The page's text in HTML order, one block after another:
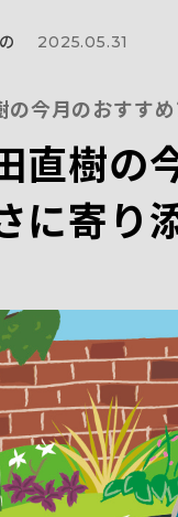
2025.05.31
の今月のおすすめ
直樹
に寄り